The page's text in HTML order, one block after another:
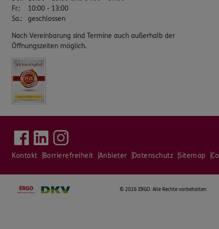
Fr.:
10:00 - 13:00
Sa.: geschlossen
Nach Vereinbarung sind Termine auch außerhalb der
Öffnungszeiten möglich.
Kontakt Barrierefreiheit Anbieter Datenschutz Sitemap
© 2026 ERGO. Alle Rechte vorbehalten.